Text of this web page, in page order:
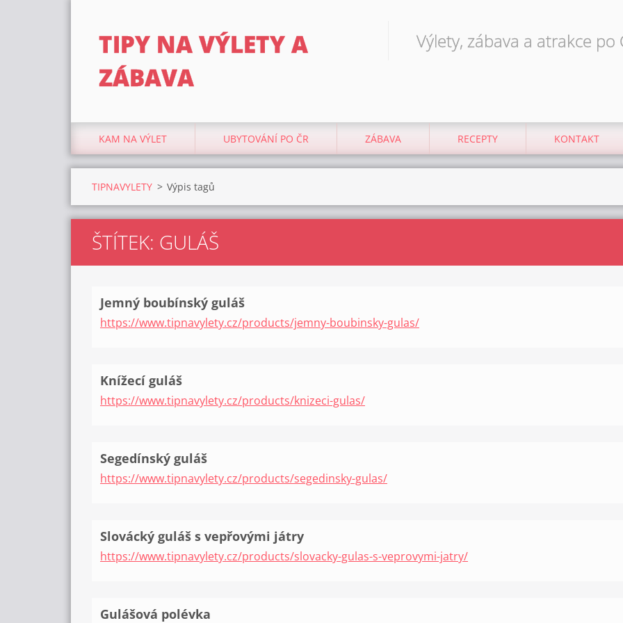
TIPY NA VÝLETY A
ZÁBAVA
Výlety, zábava a atrakce po
KAM NA VÝLET UBYTOVÁNÍ PO ČR ZÁBAVA RECEPTY KONTAKT
TIPNAVYLETY > Výpis tagů
ŠTÍTEK: GULÁŠ
Jemný boubínský guláš
https://www.tipnavylety.cz/products/jemny-boubinsky-gulas/
Knížecí guláš
https://www.tipnavylety.cz/products/knizeci-gulas/
Segedínský guláš
https://www.tipnavylety.cz/products/segedinsky-gulas/
Slovácký guláš s vepřovými játry
https://www.tipnavylety.cz/products/slovacky-gulas-s-veprovymi-jatry/
Gulášová polévka